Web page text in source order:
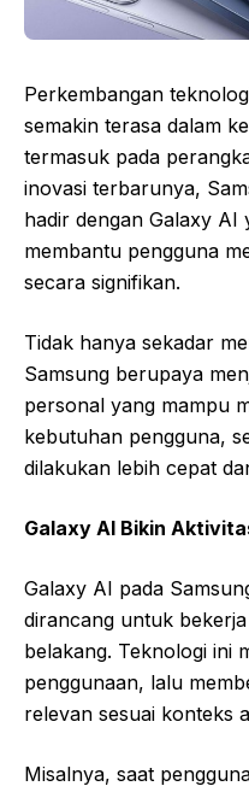
Perkembangan
semakin terasa dalam
termasuk pada
inovasi terbarunya,
hadir dengan Galaxy
membantu pengguna
secara signifikan.
Tidak hanya sekadar
Samsung berupaya
personal yang mampu
kebutuhan pengguna,
dilakukan lebih cepat
Galaxy AI Bikin
Galaxy AI pada
dirancang untuk
belakang. Teknologi ini
penggunaan, lalu
relevan sesuai konteks
Misalnya, saat